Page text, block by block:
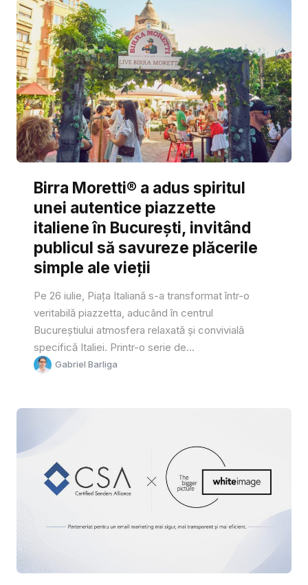
Birra Moretti® a adus spiritul
unei autentice piazzette
italiene în București, invitând
publicul să savureze plăcerile
simple ale vieții
Pe 26 iulie, Piața Italiană s-a transformat într-o
veritabilă piazzetta, aducând în centrul
Bucureștiului atmosfera relaxată și convivială
specifică Italiei. Printr-o serie de...
Gabriel Barliga